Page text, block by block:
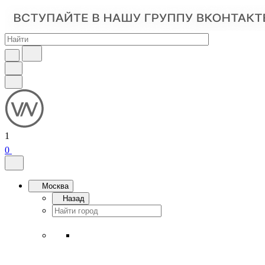
1
0
Москва
Назад